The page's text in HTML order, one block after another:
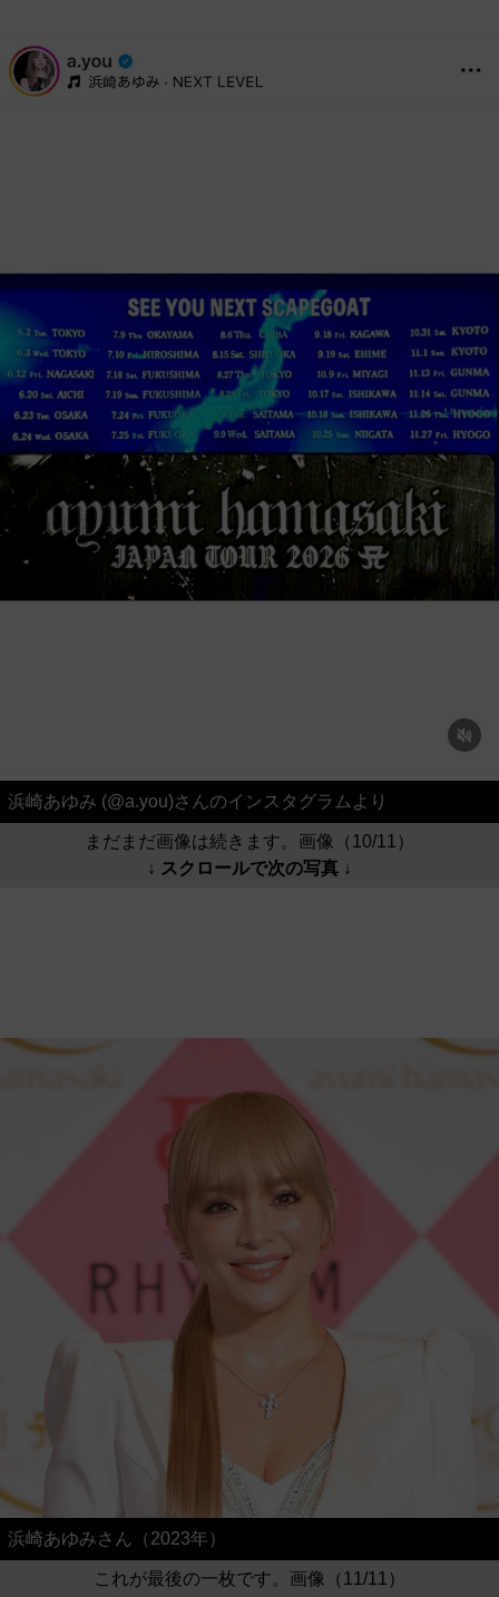
浜崎あゆみ (@a.you)さんのインスタグラムより
まだまだ画像は続きます。画像（10/11）
↓ スクロールで次の写真 ↓
浜崎あゆみさん（2023年）
これが最後の一枚です。画像（11/11）